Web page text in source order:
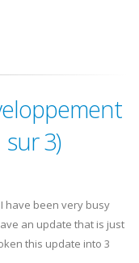
3)
have been very busy
an update that is just
this update into 3